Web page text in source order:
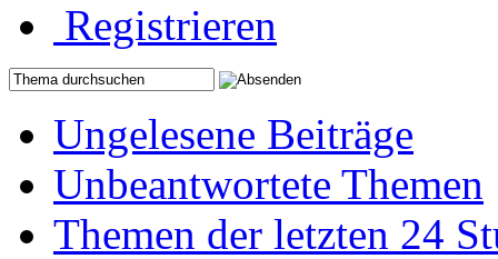
Registrieren
Ungelesene Beiträge
Unbeantwortete Themen
Themen der letzten 24